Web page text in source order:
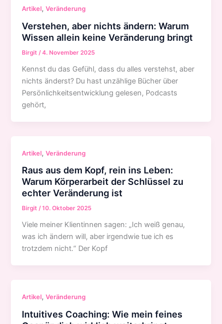
Artikel,Veränderung
Verstehen, aber nichts ändern: Warum
Wissen allein keine Veränderung bringt
Birgit/4. November 2025
Kennst du das Gefühl, dass du alles verstehst, aber
nichts änderst? Du hast unzählige Bücher über
Persönlichkeitsentwicklung gelesen, Podcasts
gehört,
Artikel,Veränderung
Raus aus dem Kopf, rein ins Leben:
Warum Körperarbeit der Schlüssel zu
echter Veränderung ist
Birgit/10. Oktober 2025
Viele meiner Klientinnen sagen: „Ich weiß genau,
was ich ändern will, aber irgendwie tue ich es
trotzdem nicht.“ Der Kopf
Artikel,Veränderung
Intuitives Coaching: Wie mein feines